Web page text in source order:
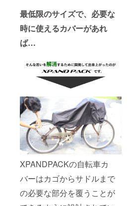
最低限のサイズで、必要な
時に使えるカバーがあれ
ば…
XPANDPACKの自転車カ
バーはカゴからサドルまで
の必要な部分を覆うことが